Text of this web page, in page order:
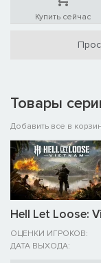
Купить сейчас
Товары
Добавить все в
Hell Let Loose:
ОЦЕНКИ ИГРОКОВ:
ДАТА ВЫХОДА: